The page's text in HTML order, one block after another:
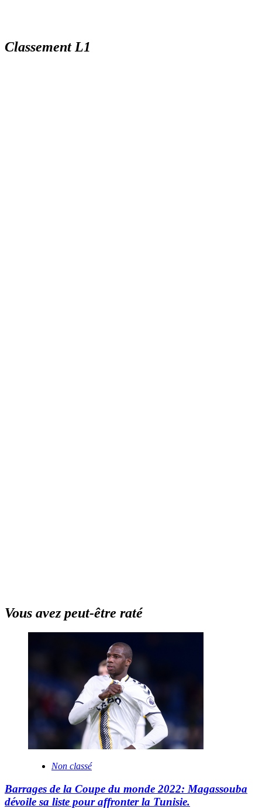
Classement L1
Vous avez peut-être raté
Non classé
Barrages de la Coupe du monde 2022: Magassouba
dévoile sa liste pour affronter la Tunisie.